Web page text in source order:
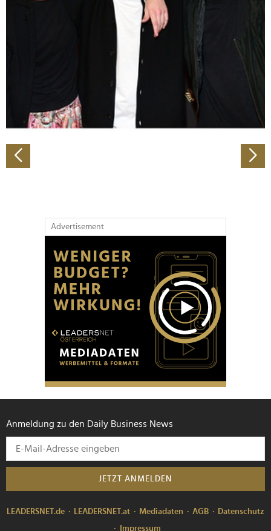
Wir verwenden Cookies, um Inhalte und Anzeigen zu
personalisieren, Funktionen für soziale Medien anbieten
zu können und die Zugriffe auf unsere Website zu
analysieren. Außerdem geben wir Informationen zu Ihrer
Verwendung unserer Website an unsere Partner für
soziale Medien, Werbung und Analysen weiter. Unsere
Partner führen diese Informationen möglicherweise mit
weiteren Daten zusammen, die Sie ihnen bereitgestellt
gesammelt haben.
Advertisement
Anmeldung zu den Daily Business News
JETZT ANMELDEN
LEADERSNET.de LEADERSNET.at Mediadaten AGB
Datenschutz
Impressum